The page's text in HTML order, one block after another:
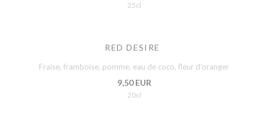
25cl
RED DESIRE
Fraise, framboise, pomme, eau de coco, fleur d’oranger
9,50 EUR
20cl